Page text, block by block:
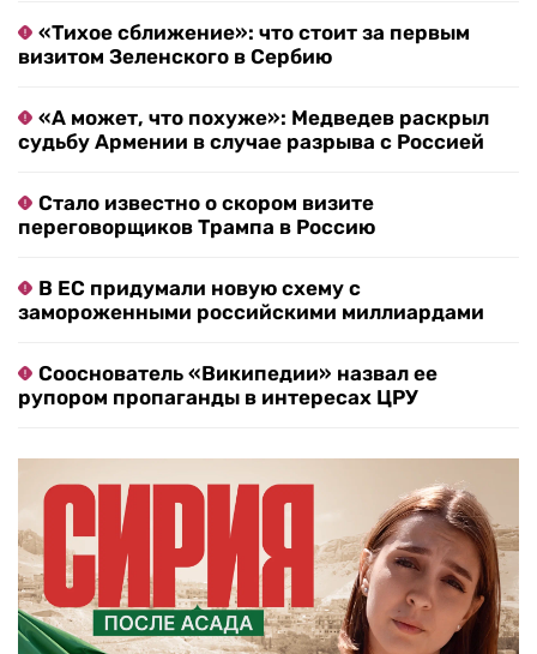
«Тихое сближение»: что стоит за первым
визитом Зеленского в Сербию
«А может, что похуже»: Медведев раскрыл
судьбу Армении в случае разрыва с Россией
Стало известно о скором визите
переговорщиков Трампа в Россию
В ЕС придумали новую схему с
замороженными российскими миллиардами
Сооснователь «Википедии» назвал ее
рупором пропаганды в интересах ЦРУ